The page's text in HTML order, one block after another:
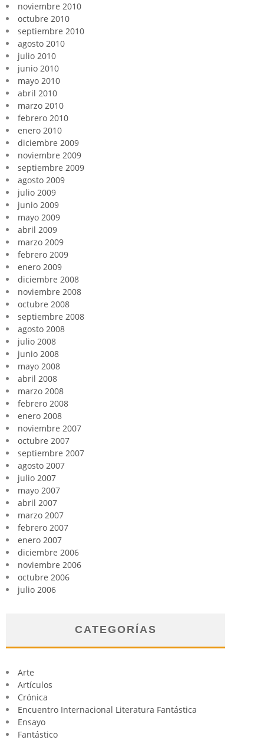
noviembre 2010
octubre 2010
septiembre 2010
agosto 2010
julio 2010
junio 2010
mayo 2010
abril 2010
marzo 2010
febrero 2010
enero 2010
diciembre 2009
noviembre 2009
septiembre 2009
agosto 2009
julio 2009
junio 2009
mayo 2009
abril 2009
marzo 2009
febrero 2009
enero 2009
diciembre 2008
noviembre 2008
octubre 2008
septiembre 2008
agosto 2008
julio 2008
junio 2008
mayo 2008
abril 2008
marzo 2008
febrero 2008
enero 2008
noviembre 2007
octubre 2007
septiembre 2007
agosto 2007
julio 2007
mayo 2007
abril 2007
marzo 2007
febrero 2007
enero 2007
diciembre 2006
noviembre 2006
octubre 2006
julio 2006
CATEGORÍAS
Arte
Artículos
Crónica
Encuentro Internacional Literatura Fantástica
Ensayo
Fantástico